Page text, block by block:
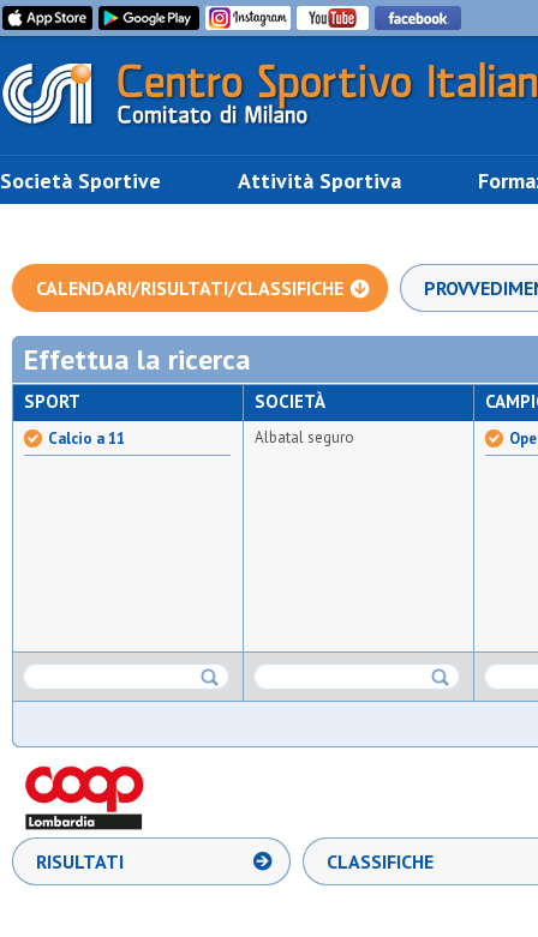
Società Sportive Attività Sportiva
CALENDARI/RISULTATI/CLASSIFICHE
Effettua la ricerca
SPORT
Calcio a 11
SOCIETÀ
Albatal seguro
RISULTATI CLASSIFICHE